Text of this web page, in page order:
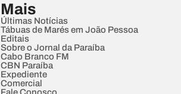
Mais
Últimas Notícias
Tábuas de Marés em João Pessoa
Editais
Sobre o Jornal da Paraíba
Cabo Branco FM
CBN Paraíba
Expediente
Comercial